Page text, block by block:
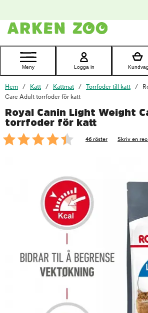
Kontakta
Meny Logga in
Hem Katt Kattmat Torrfoder till katt
Care Adult torrfoder för katt
Royal Canin Light Weight
torrfoder för katt
46 röster Skriv en
foo